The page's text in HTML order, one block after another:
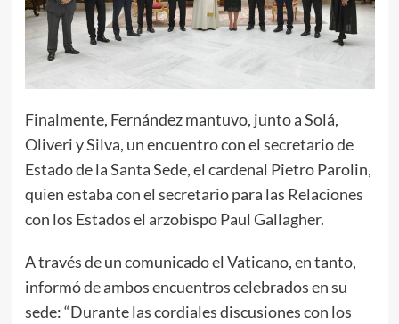
Finalmente, Fernández mantuvo, junto a Solá,
Oliveri y Silva, un encuentro con el secretario de
Estado de la Santa Sede, el cardenal Pietro Parolin,
quien estaba con el secretario para las Relaciones
con los Estados el arzobispo Paul Gallagher.
A través de un comunicado el Vaticano, en tanto,
informó de ambos encuentros celebrados en su
sede: “Durante las cordiales discusiones con los